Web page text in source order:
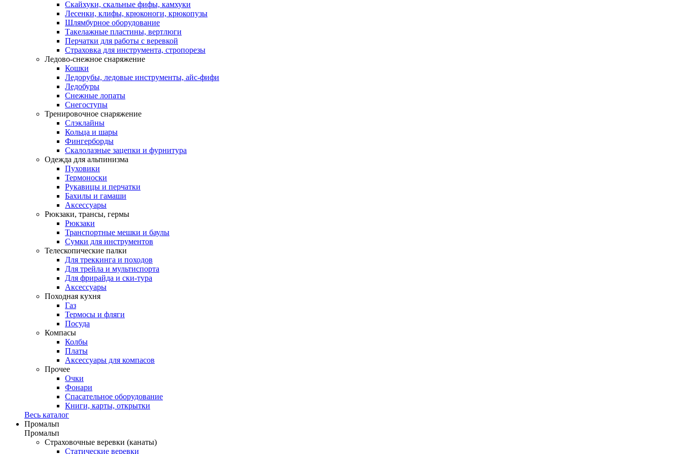
Скайхуки, скальные фифы, камхуки
Лесенки, клифы, крюконоги, крюкопузы
Шлямбурное оборудование
Такелажные пластины, вертлюги
Перчатки для работы с веревкой
Страховка для инструмента, стропорезы
Ледово-снежное снаряжение
Кошки
Ледорубы, ледовые инструменты, айс-фифи
Ледобуры
Снежные лопаты
Снегоступы
Тренировочное снаряжение
Слэклайны
Кольца и шары
Фингерборды
Скалолазные зацепки и фурнитура
Одежда для альпинизма
Пуховики
Термоноски
Рукавицы и перчатки
Бахилы и гамаши
Аксессуары
Рюкзаки, трансы, гермы
Рюкзаки
Транспортные мешки и баулы
Сумки для инструментов
Телескопические палки
Для треккинга и походов
Для трейла и мультиспорта
Для фрирайда и ски-тура
Аксессуары
Походная кухня
Газ
Термосы и фляги
Посуда
Компасы
Колбы
Платы
Аксессуары для компасов
Прочее
Очки
Фонари
Спасательное оборудование
Книги, карты, открытки
Весь каталог
Промальп
Промальп
Страховочные веревки (канаты)
Статические веревки